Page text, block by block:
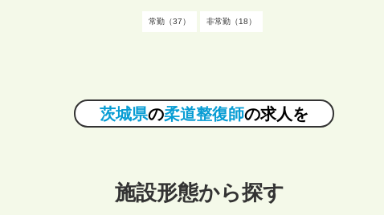
常勤（37） 非常勤（18）
茨城県の柔道整復師の求人を
施設形態から探す